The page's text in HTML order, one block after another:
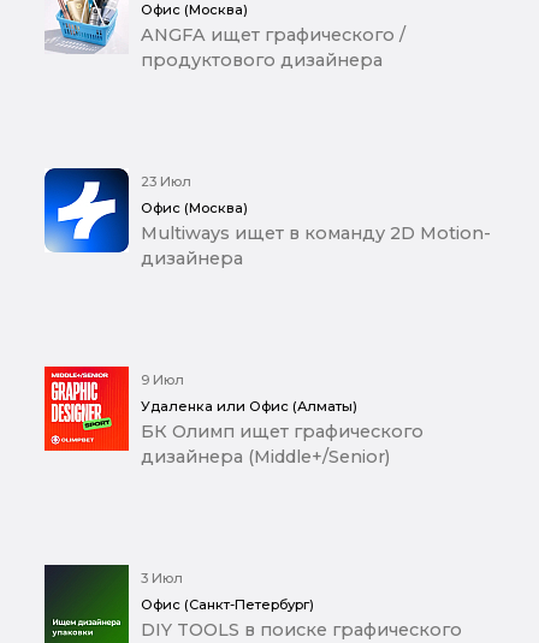
Офис (Москва)
ANGFA ищет графического /
продуктового дизайнера
23 Июл
Офис (Москва)
Multiways ищет в команду 2D Motion-
дизайнера
9 Июл
Удаленка или Офис (Алматы)
БК Олимп ищет графического
дизайнера (Middle+/Senior)
3 Июл
Офис (Санкт-Петербург)
DIY TOOLS в поиске графического